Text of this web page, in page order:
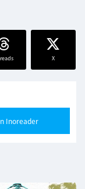
X
Inoreader